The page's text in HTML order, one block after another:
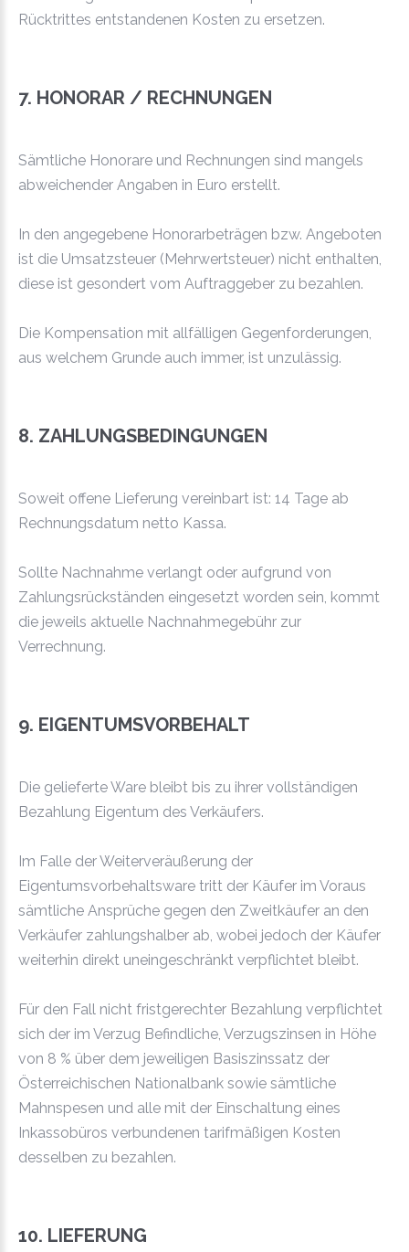
Rücktrittes entstandenen Kosten zu ersetzen.
7. HONORAR / RECHNUNGEN
Sämtliche Honorare und Rechnungen sind mangels
abweichender Angaben in Euro erstellt.
In den angegebene Honorarbeträgen bzw. Angeboten
ist die Umsatzsteuer (Mehrwertsteuer) nicht enthalten,
diese ist gesondert vom Auftraggeber zu bezahlen.
Die Kompensation mit allfälligen Gegenforderungen,
aus welchem Grunde auch immer, ist unzulässig.
8. ZAHLUNGSBEDINGUNGEN
Soweit offene Lieferung vereinbart ist: 14 Tage ab
Rechnungsdatum netto Kassa.
Sollte Nachnahme verlangt oder aufgrund von
Zahlungsrückständen eingesetzt worden sein, kommt
die jeweils aktuelle Nachnahmegebühr zur
Verrechnung.
9. EIGENTUMSVORBEHALT
Die gelieferte Ware bleibt bis zu ihrer vollständigen
Bezahlung Eigentum des Verkäufers.
Im Falle der Weiterveräußerung der
Eigentumsvorbehaltsware tritt der Käufer im Voraus
sämtliche Ansprüche gegen den Zweitkäufer an den
Verkäufer zahlungshalber ab, wobei jedoch der Käufer
weiterhin direkt uneingeschränkt verpflichtet bleibt.
Für den Fall nicht fristgerechter Bezahlung verpflichtet
sich der im Verzug Befindliche, Verzugszinsen in Höhe
von 8 % über dem jeweiligen Basiszinssatz der
Österreichischen Nationalbank sowie sämtliche
Mahnspesen und alle mit der Einschaltung eines
Inkassobüros verbundenen tarifmäßigen Kosten
desselben zu bezahlen.
10. LIEFERUNG